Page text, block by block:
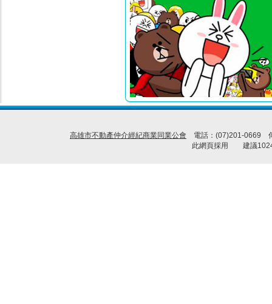
高雄市不動產仲介經紀商業同業公會 電話：(07)201-0669
此網頁採用 建議